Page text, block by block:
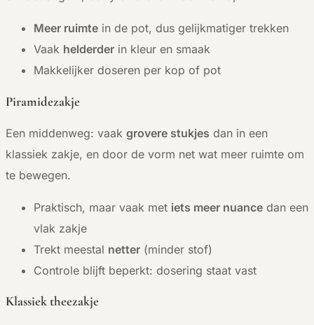
Meer ruimte in de pot, dus gelijkmatiger trekken
Vaak helderder in kleur en smaak
Makkelijker doseren per kop of pot
Piramidezakje
Een middenweg: vaak grovere stukjes dan in een
klassiek zakje, en door de vorm net wat meer ruimte om
te bewegen.
Praktisch, maar vaak met iets meer nuance dan een
vlak zakje
Trekt meestal netter (minder stof)
Controle blijft beperkt: dosering staat vast
Klassiek theezakje